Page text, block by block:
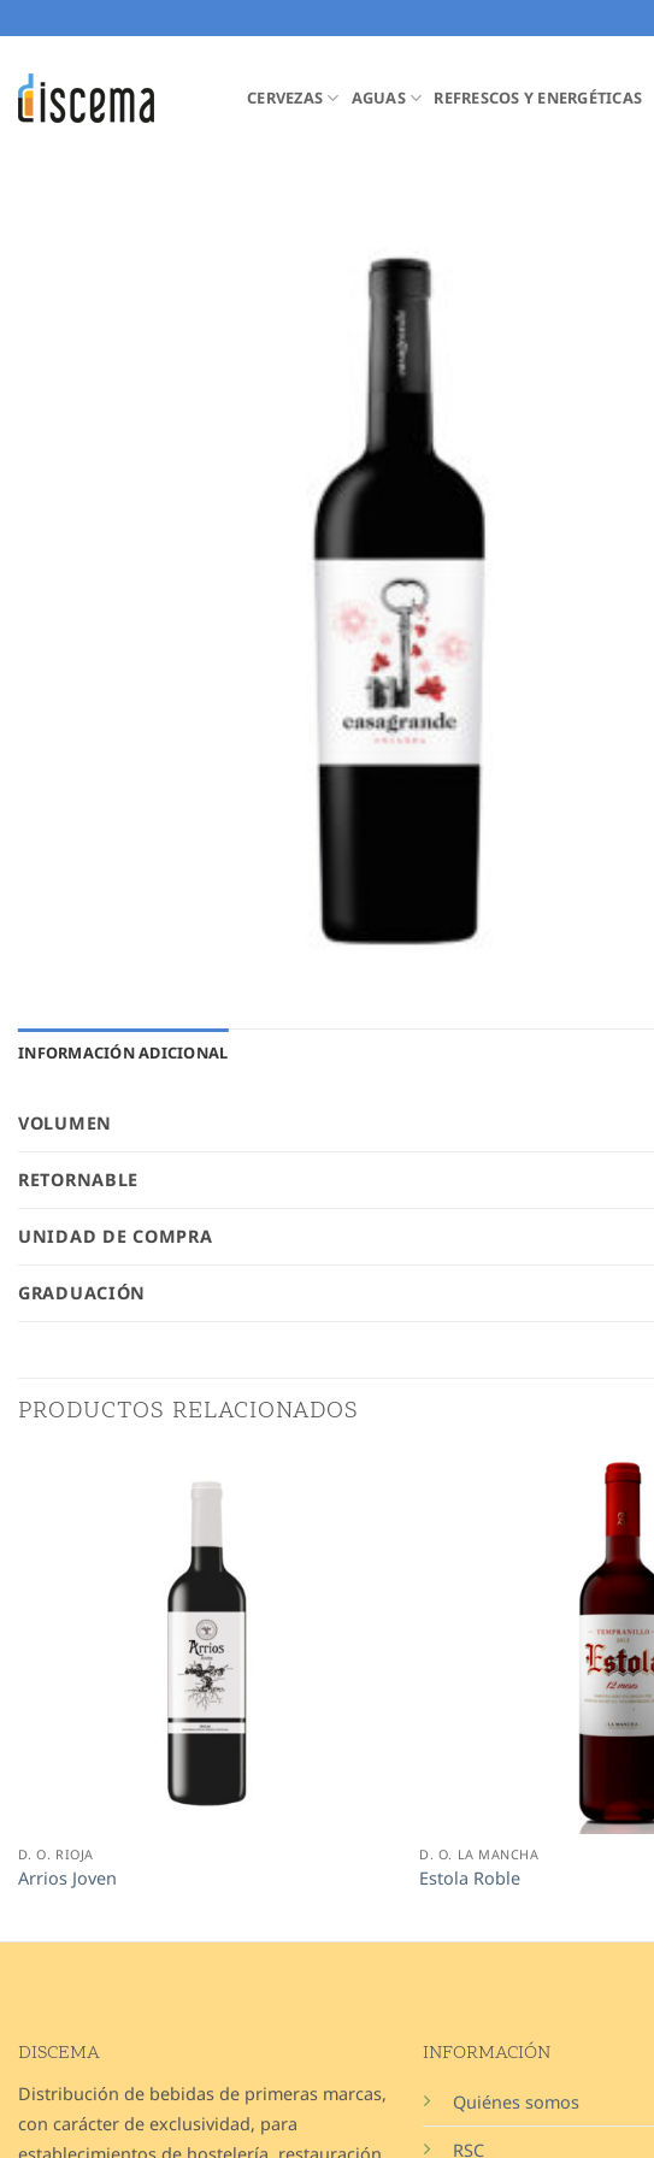
al
contenido
CERVEZAS AGUAS REFRESCOS Y ENERGÉTICAS
INFORMACIÓN ADICIONAL
VOLUMEN
RETORNABLE
UNIDAD DE COMPRA
GRADUACIÓN
PRODUCTOS RELACIONADOS
D. O. RIOJA
Arrios Joven
D. O. LA MANCHA
Estola Roble
DISCEMA
Distribución de bebidas de primeras marcas,
con carácter de exclusividad, para
establecimientos de hostelería, restauración
INFORMACIÓN
Quiénes somos
RSC